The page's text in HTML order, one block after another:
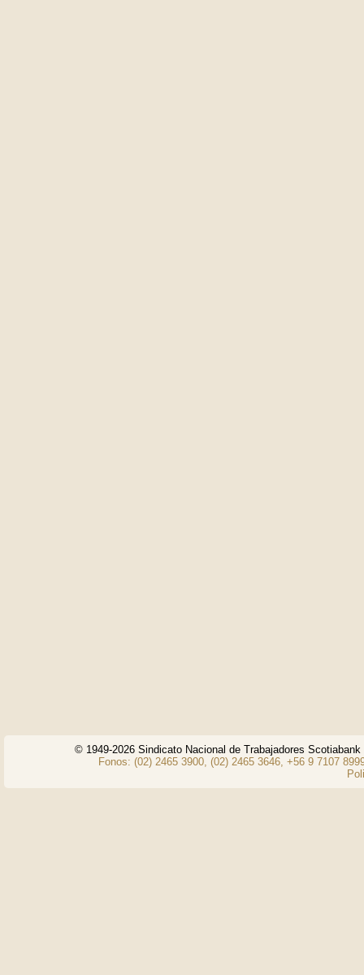
© 1949-2026 Sindicato Nacional de Trabajadores
Fonos: (02) 2465 3900, (02) 2465 3646, +56 9 7107